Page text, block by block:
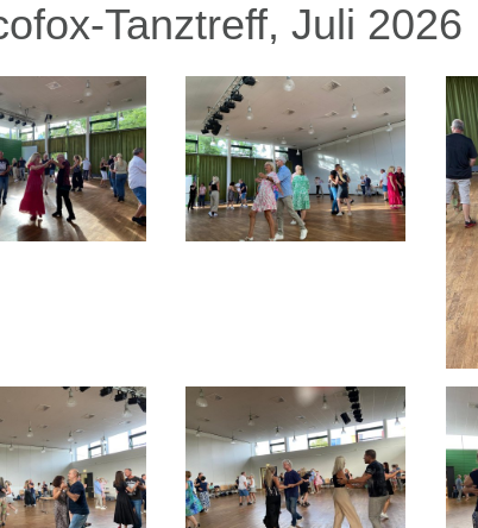
Tanztreff, Juli 2026